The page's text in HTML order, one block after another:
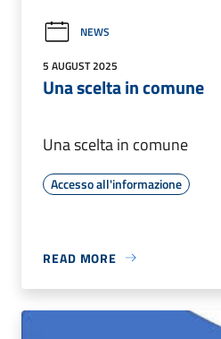
NEWS
5 AUGUST 2025
Una scelta in comune
Una scelta in comune
Accesso all'informazione
READ MORE